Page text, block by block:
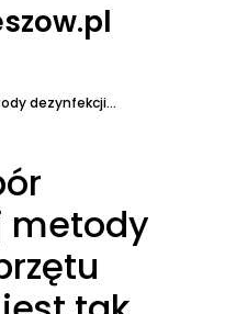
dezynfekcji...
metody